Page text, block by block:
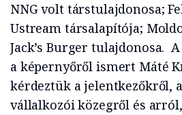
NNG volt társtulajdonosa;
Ustream társalapítója;
Jack’s Burger tulajdonosa.
a képernyőről ismert Máté
kérdeztük a jelentkezőkről,
vállalkozói közegről és